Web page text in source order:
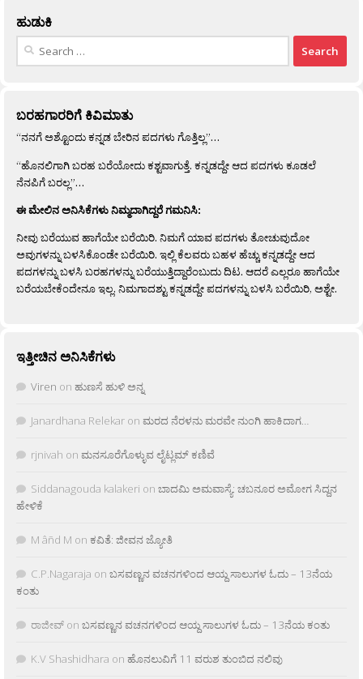
ಹುಡುಕಿ
Search
ಬರಹಗಾರರಿಗೆ ಕಿವಿಮಾತು
“ನನಗೆ ಅಶ್ಟೊಂದು ಕನ್ನಡ ಬೇರಿನ ಪದಗಳು ಗೊತ್ತಿಲ್ಲ”…
“ಹೊನಲಿಗಾಗಿ ಬರಹ ಬರೆಯೋದು ಕಶ್ಟವಾಗುತ್ತೆ. ಕನ್ನಡದ್ದೇ ಆದ ಪದಗಳು ಕೂಡಲೆ
ನೆನಪಿಗೆ ಬರಲ್ಲ”…
ಈ ಮೇಲಿನ ಅನಿಸಿಕೆಗಳು ನಿಮ್ಮದಾಗಿದ್ದರೆ ಗಮನಿಸಿ:
ನೀವು ಬರೆಯುವ ಹಾಗೆಯೇ ಬರೆಯಿರಿ. ನಿಮಗೆ ಯಾವ ಪದಗಳು ತೋಚುವುದೋ
ಅವುಗಳನ್ನು ಬಳಸಿಕೊಂಡೇ ಬರೆಯಿರಿ. ಇಲ್ಲಿ ಕೆಲವರು ಬಹಳ ಹೆಚ್ಚು ಕನ್ನಡದ್ದೇ ಆದ
ಪದಗಳನ್ನು ಬಳಸಿ ಬರಹಗಳನ್ನು ಬರೆಯುತ್ತಿದ್ದಾರೆಂಬುದು ದಿಟ. ಆದರೆ ಎಲ್ಲರೂ ಹಾಗೆಯೇ
ಬರೆಯಬೇಕೆಂದೇನೂ ಇಲ್ಲ. ನಿಮಗಾದಶ್ಟು ಕನ್ನಡದ್ದೇ ಪದಗಳನ್ನು ಬಳಸಿ ಬರೆಯಿರಿ, ಅಶ್ಟೇ.
ಇತ್ತೀಚಿನ ಅನಿಸಿಕೆಗಳು
Viren on ಹುಣಸೆ ಹುಳಿ ಅನ್ನ
Janardhana Relekar on ಮರದ ನೆರಳನು ಮರವೇ ನುಂಗಿ ಹಾಕಿದಾಗ…
rjnivah on ಮನಸೂರೆಗೊಳ್ಳುವ ಲೈಟ್ಲಮ್ ಕಣಿವೆ
Siddanagouda kalakeri on ಬಾದಮಿ ಅಮವಾಸ್ಯೆ: ಚಬನೂರ ಅಮೋಗ ಸಿದ್ದನ
ಹೇಳಿಕೆ
M âñd M on ಕವಿತೆ: ಜೀವನ ಜ್ಯೋತಿ
C.P.Nagaraja on ಬಸವಣ್ಣನ ವಚನಗಳಿಂದ ಆಯ್ದ ಸಾಲುಗಳ ಓದು – 13ನೆಯ
ಕಂತು
ರಾಜೀವ್ on ಬಸವಣ್ಣನ ವಚನಗಳಿಂದ ಆಯ್ದ ಸಾಲುಗಳ ಓದು – 13ನೆಯ ಕಂತು
K.V Shashidhara on ಹೊನಲುವಿಗೆ 11 ವರುಶ ತುಂಬಿದ ನಲಿವು